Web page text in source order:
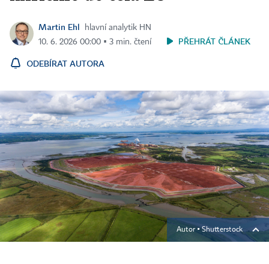
Martin Ehl
hlavní analytik HN
10. 6. 2026 00:00 ▪ 3 min. čtení
PŘEHRÁT ČLÁNEK
ODEBÍRAT AUTORA
Autor ▪Shutterstock